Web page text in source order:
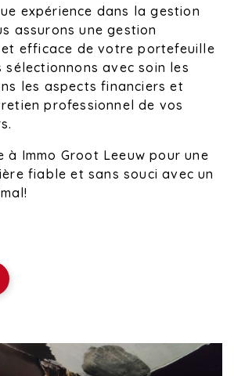
expérience dans la gestion
assurons une gestion
efficace de votre portefeuille
sélectionnons avec soin les
les aspects financiers et
professionnel de vos
à Immo Groot Leeuw pour une
fiable et sans souci avec un